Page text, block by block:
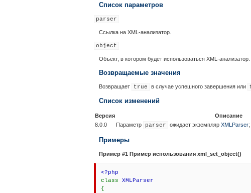
Список параметров
parser
Ссылка на XML-анализатор.
object
Объект, в котором будет использоваться XML-анализатор.
Возвращаемые значения
Возвращает true в случае успешного завершения или
Список изменений
Версия
Описание
8.0.0
Параметр parser ожидает экземпляр XMLParser
Примеры
Пример #1 Пример использования xml_set_object()
<?php
class XMLParser
{